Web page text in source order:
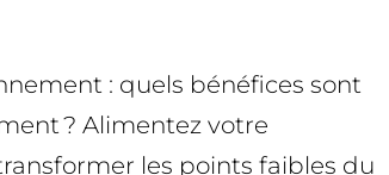
: quels bénéfices sont
? Alimentez votre
les points faibles du